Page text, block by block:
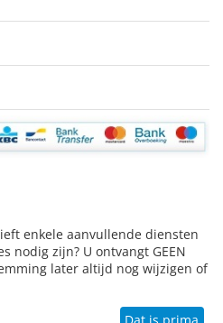
Merknamen die
aan te geven.
enkele aanvullende diensten
nodig zijn? U ontvangt GEEN
later altijd nog wijzigen of